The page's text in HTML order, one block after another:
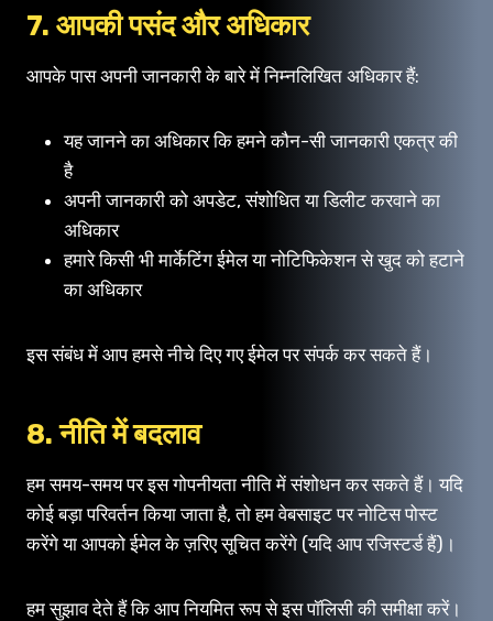
7. आपकी पसंद और अधिकार
आपके पास अपनी जानकारी के बारे में निम्नलिखित अधिकार हैं:
यह जानने का अधिकार कि हमने कौन-सी जानकारी एकत्र की
है
अपनी जानकारी को अपडेट, संशोधित या डिलीट करवाने का
अधिकार
हमारे किसी भी मार्केटिंग ईमेल या नोटिफिकेशन से खुद को हटाने
का अधिकार
इस संबंध में आप हमसे नीचे दिए गए ईमेल पर संपर्क कर सकते हैं।
8. नीति में बदलाव
हम समय-समय पर इस गोपनीयता नीति में संशोधन कर सकते हैं। यदि
कोई बड़ा परिवर्तन किया जाता है, तो हम वेबसाइट पर नोटिस पोस्ट
करेंगे या आपको ईमेल के ज़रिए सूचित करेंगे (यदि आप रजिस्टर्ड हैं)।
हम सुझाव देते हैं कि आप नियमित रूप से इस पॉलिसी की समीक्षा करें।